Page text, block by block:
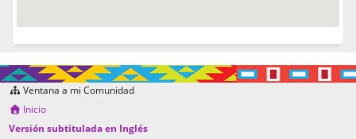
Ventana a mi Comunidad
Inicio
Versión subtitulada en Inglés